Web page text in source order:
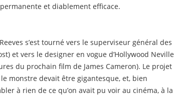
et diablement efficace.
s’est tourné vers le superviseur général des
et vers le designer en vogue d’Hollywood Neville
du prochain film de James Cameron). Le projet
monstre devait être gigantesque, et, bien
à rien de ce qu’on avait pu voir au cinéma, à la